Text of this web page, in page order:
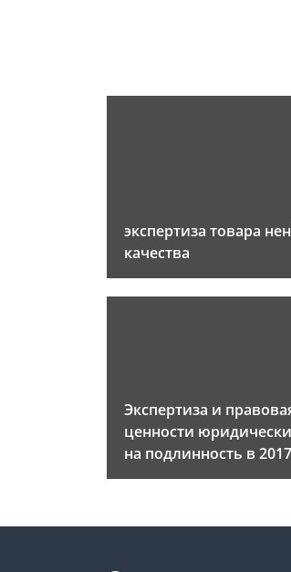
экспертиза товара
качества
Экспертиза и
ценности
на подлинность в